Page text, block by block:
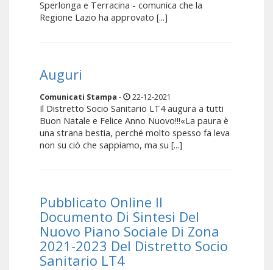
Sperlonga e Terracina - comunica che la
Regione Lazio ha approvato [...]
Auguri
Comunicati Stampa - 22-12-2021
Il Distretto Socio Sanitario LT4 augura a tutti
Buon Natale e Felice Anno Nuovo!!!«La paura è
una strana bestia, perché molto spesso fa leva
non su ciò che sappiamo, ma su [...]
Pubblicato Online Il
Documento Di Sintesi Del
Nuovo Piano Sociale Di Zona
2021-2023 Del Distretto Socio
Sanitario LT4